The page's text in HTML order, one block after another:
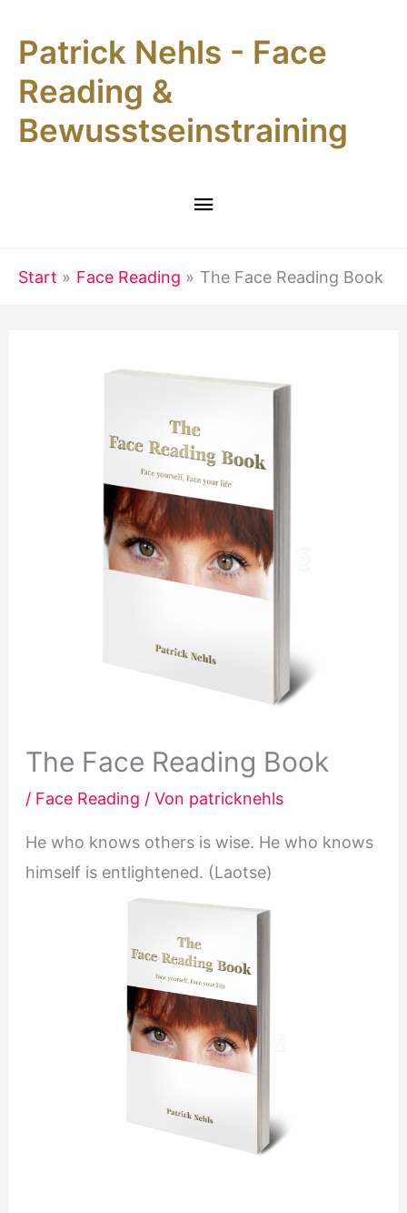
InhaltPatrick Nehls - Face
Reading &
Bewusstseinstraining
Hauptmenü
Start Face Reading The Face Reading Book
The Face Reading Book
/ Face Reading / Von patricknehls
He who knows others is wise. He who knows
himself is entlightened. (Laotse)